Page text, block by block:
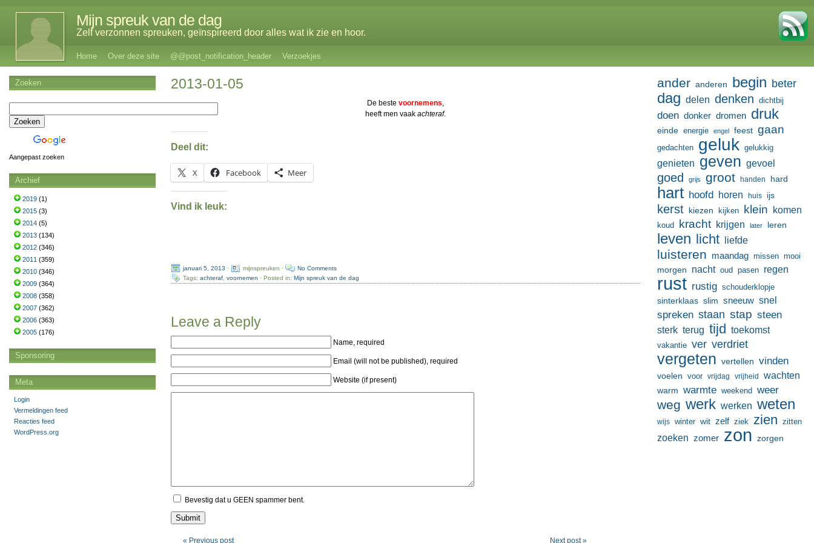
Mijn spreuk van de dag
Zelf verzonnen spreuken, geïnspireerd door alles wat ik zie en hoor.
Home Over deze site @@post_notification_header Verzoekjes
2013-01-05
De bestevoornemens,
heeft men vaakachteraf.
Deel dit:
X Facebook Meer
Vind ik leuk:
januari 5, 2013 · mijnspreuken ·
No Comments
Tags:achteraf ,voornemen · Posted in:Mijn spreuk van de dag
Leave a Reply
Name, required
Email (will not be published), required
Website (if present)
Bevestig dat u GEEN spammer bent.
« Previous post Next post »
ander anderen begin beter
dag delen denken dichtbij
doen donker dromen druk
einde energie engel feest gaan
gedachten geluk gelukkig
genieten geven gevoel
goed grijs groot handen hard
hart hoofd horen huis ijs
kerst kiezen kijken klein komen
koud kracht krijgen later leren
leven licht liefde
luisteren maandag missen mooi
morgen nacht oud pasen regen
rust rustig schouderklopje
sinterklaas slim sneeuw snel
spreken staan stap steen
sterk terug tijd toekomst
vakantie ver verdriet
vergeten vertellen vinden
voelen voor vrijdag vrijheid wachten
warm warmte weekend weer
weg werk werken weten
wijs winter wit zelf ziek zien zitten
zoeken zomer zon zorgen
Zoeken
Aangepast zoeken
Archief
2019 (1)
2015 (3)
2014 (5)
2013 (134)
2012 (346)
2011 (359)
2010 (346)
2009 (364)
2008 (358)
2007 (362)
2006 (363)
2005 (176)
Sponsoring
Meta
Login
Vermeldingen feed
Reacties feed
WordPress.org